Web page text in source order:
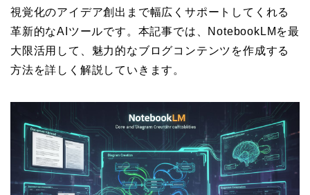
視覚化のアイデア創出まで幅広くサポートしてくれる
革新的なAIツールです。本記事では、NotebookLMを最
大限活用して、魅力的なブログコンテンツを作成する
方法を詳しく解説していきます。